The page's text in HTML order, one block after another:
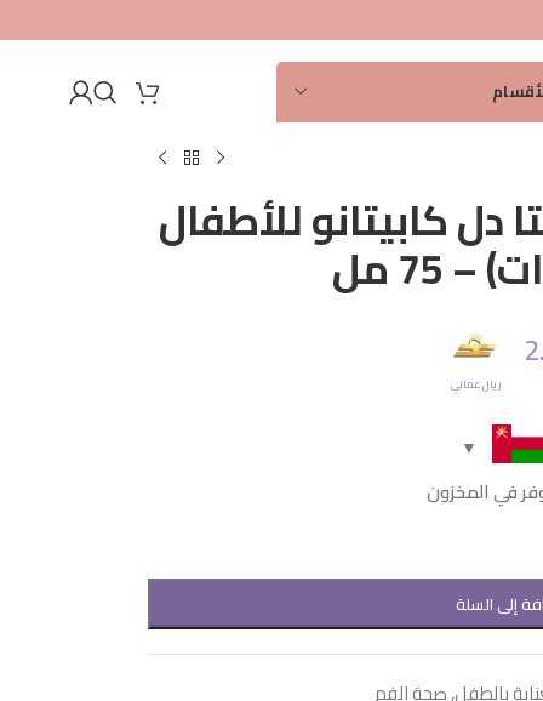
والقدمين
شخصية
العناية
شمس
بالطفل
بالوجه
كابيتانو للأطفال
ريال عماني
في المخزون
إلى السلة
بالطفل,صحة الفم